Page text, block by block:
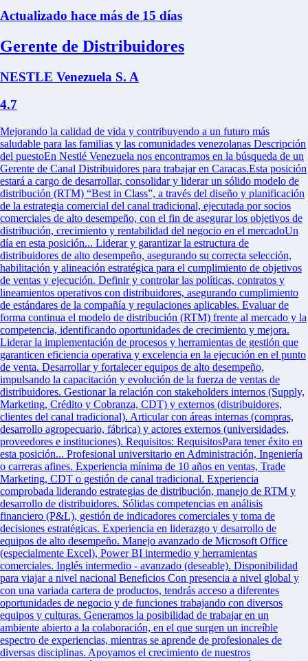
Actualizado hace más de 15 días
Gerente de Distribuidores
NESTLE Venezuela S. A
4.7
Mejorando la calidad de vida y contribuyendo a un futuro más
saludable para las familias y las comunidades venezolanas Descripción
del puestoEn Nestlé Venezuela nos encontramos en la búsqueda de un
Gerente de Canal Distribuidores para trabajar en Caracas.Esta posición
estará a cargo de desarrollar, consolidar y liderar un sólido modelo de
distribución (RTM) “Best in Class”, a través del diseño y planificación
de la estrategia comercial del canal tradicional, ejecutada por socios
comerciales de alto desempeño, con el fin de asegurar los objetivos de
distribución, crecimiento y rentabilidad del negocio en el mercadoUn
día en esta posición... Liderar y garantizar la estructura de
distribuidores de alto desempeño, asegurando su correcta selección,
habilitación y alineación estratégica para el cumplimiento de objetivos
de ventas y ejecución. Definir y controlar las políticas, contratos y
lineamientos operativos con distribuidores, asegurando cumplimiento
de estándares de la compañía y regulaciones aplicables. Evaluar de
forma continua el modelo de distribución (RTM) frente al mercado y la
competencia, identificando oportunidades de crecimiento y mejora.
Liderar la implementación de procesos y herramientas de gestión que
garanticen eficiencia operativa y excelencia en la ejecución en el punto
de venta. Desarrollar y fortalecer equipos de alto desempeño,
impulsando la capacitación y evolución de la fuerza de ventas de
distribuidores. Gestionar la relación con stakeholders internos (Supply,
Marketing, Crédito y Cobranza, CDT) y externos (distribuidores,
clientes del canal tradicional). Articular con áreas internas (compras,
desarrollo agropecuario, fábrica) y actores externos (universidades,
proveedores e instituciones). Requisitos: RequisitosPara tener éxito en
esta posición... Profesional universitario en Administración, Ingeniería
o carreras afines. Experiencia mínima de 10 años en ventas, Trade
Marketing, CDT o gestión de canal tradicional. Experiencia
comprobada liderando estrategias de distribución, manejo de RTM y
desarrollo de distribuidores. Sólidas competencias en análisis
financiero (P&L), gestión de indicadores comerciales y toma de
decisiones estratégicas. Experiencia en liderazgo y desarrollo de
equipos de alto desempeño. Manejo avanzado de Microsoft Office
(especialmente Excel), Power BI intermedio y herramientas
comerciales. Inglés intermedio - avanzado (deseable). Disponibilidad
para viajar a nivel nacional Beneficios Con presencia a nivel global y
con una variada cartera de productos, tendrás acceso a diferentes
oportunidades de negocio y de funciones trabajando con diversos
equipos y culturas. Generamos la posibilidad de trabajar en un
ambiente abierto a la colaboración, en el que surgen un increíble
espectro de experiencias, mientras se aprende de profesionales de
diversas disciplinas. Apoyamos el crecimiento de nuestros